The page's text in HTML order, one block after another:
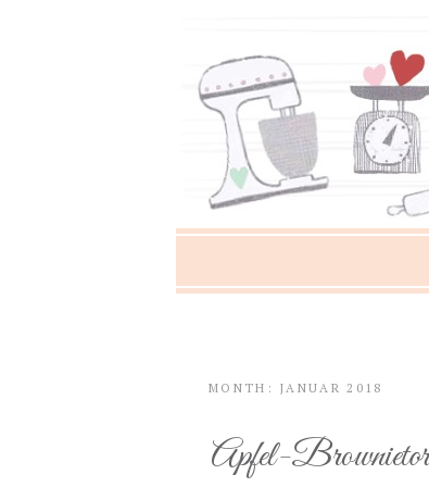
MONTH: JANUAR 2018
Apfel-